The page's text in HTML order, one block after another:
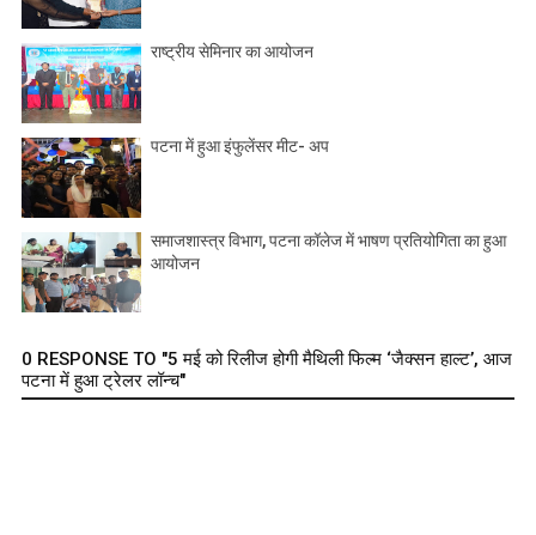
राष्ट्रीय सेमिनार का आयोजन
पटना में हुआ इंफुलेंसर मीट- अप
समाजशास्त्र विभाग, पटना कॉलेज में भाषण प्रतियोगिता का हुआ
आयोजन
0 RESPONSE TO "5 मई को रिलीज होगी मैथिली फिल्म ‘जैक्सन हाल्ट’, आज
पटना में हुआ ट्रेलर लॉन्च"